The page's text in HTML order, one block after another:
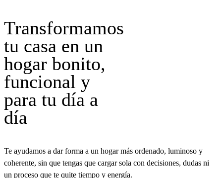
Transformamos
tu casa en un
hogar bonito,
funcional y
para tu día a
día
Te ayudamos a dar forma a un hogar más ordenado, luminoso y
coherente, sin que tengas que cargar sola con decisiones, dudas ni
un proceso que te quite tiempo y energía.